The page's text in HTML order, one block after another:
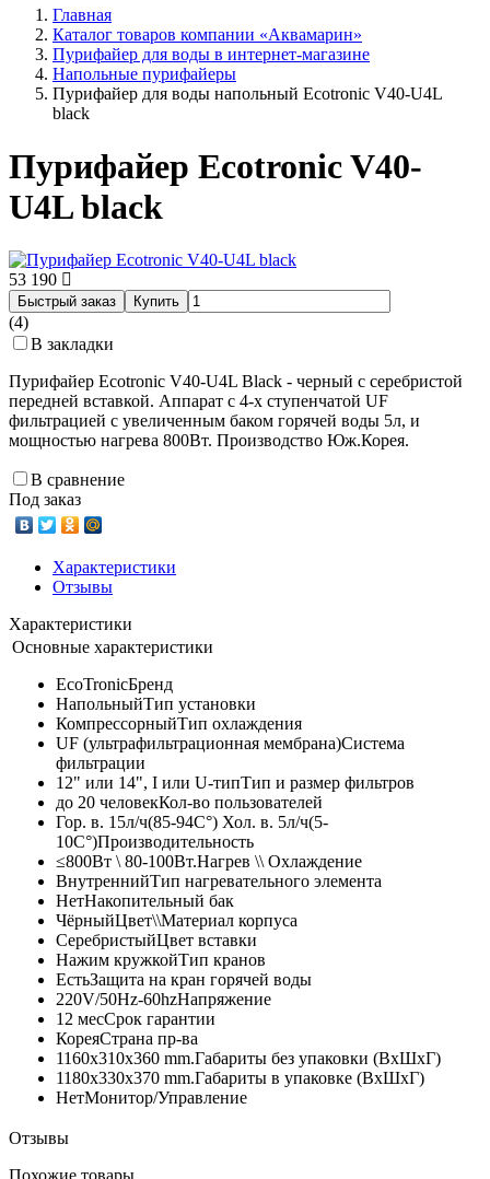
Главная
Каталог товаров компании «Аквамарин»
Пурифайер для воды в интернет-магазине
Напольные пурифайеры
Пурифайер для воды напольный Ecotronic V40-U4L
black
Пурифайер Ecotronic V40-
U4L black
53 190
Быстрый заказ Купить
(4)
В закладки
Пурифайер Ecotronic V40-U4L Black - черный с серебристой
передней вставкой. Аппарат с 4-х ступенчатой UF
фильтрацией с увеличенным баком горячей воды 5л, и
мощностью нагрева 800Вт. Производство Юж.Корея.
В сравнение
Под заказ
Характеристики
Отзывы
Характеристики
Основные характеристики
EcoTronicБренд
НапольныйТип установки
КомпрессорныйТип охлаждения
UF (ультрафильтрационная мембрана)Система
фильтрации
12" или 14", I или U-типТип и размер фильтров
до 20 человекКол-во пользователей
Гор. в. 15л/ч(85-94C°) Хол. в. 5л/ч(5-
10C°)Производительность
≤800Вт \ 80-100Вт.Нагрев \\ Охлаждение
ВнутреннийТип нагревательного элемента
НетНакопительный бак
ЧёрныйЦвет\\Материал корпуса
СеребристыйЦвет вставки
Нажим кружкойТип кранов
ЕстьЗащита на кран горячей воды
220V/50Hz-60hzНапряжение
12 месСрок гарантии
КореяСтрана пр-ва
1160x310x360 mm.Габариты без упаковки (ВxШxГ)
1180x330x370 mm.Габариты в упаковке (ВxШxГ)
НетМонитор/Управление
Отзывы